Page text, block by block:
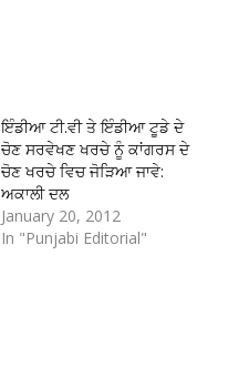
ਇੰਡੀਆ ਟੀ.ਵੀ ਤੇ ਇੰਡੀਆ ਟੂਡੇ ਦੇ
ਚੋਣ ਸਰਵੇਖਣ ਖਰਚੇ ਨੂੰ ਕਾਂਗਰਸ ਦੇ
ਚੋਣ ਖਰਚੇ ਵਿਚ ਜੋੜਿਆ ਜਾਵੇ:
ਅਕਾਲੀ ਦਲ
January 20, 2012
In "Punjabi Editorial"